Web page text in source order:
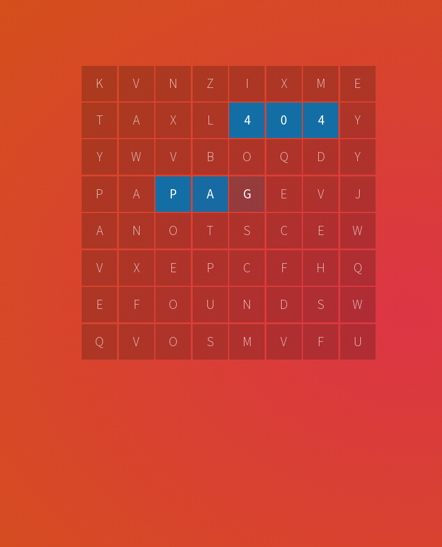
K V N Z I X M E
T A X L 4 0 4 Y
Y W V B O Q D Y
P A P A G E V J
A N O T S C E W
V X E P C F H Q
E F O U N D S W
Q V O S M V F U